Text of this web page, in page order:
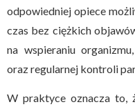
odpowiedniej opiece
czas bez ciężkich
na wspieraniu
oraz regularnej kontroli
W praktyce oznacza to,